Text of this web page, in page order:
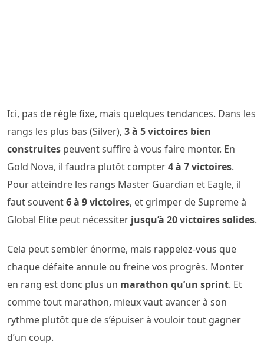
Ici, pas de règle fixe, mais quelques tendances. Dans les
rangs les plus bas (Silver), 3 à 5 victoires bien
construites peuvent suffire à vous faire monter. En
Gold Nova, il faudra plutôt compter4 à 7 victoires.
Pour atteindre les rangs Master Guardian et Eagle, il
faut souvent6 à 9 victoires, et grimper de Supreme à
Global Elite peut nécessiter jusqu’à 20 victoires solides.
Cela peut sembler énorme, mais rappelez-vous que
chaque défaite annule ou freine vos progrès. Monter
en rang est donc plus un marathon qu’un sprint. Et
comme tout marathon, mieux vaut avancer à son
rythme plutôt que de s’épuiser à vouloir tout gagner
d’un coup.